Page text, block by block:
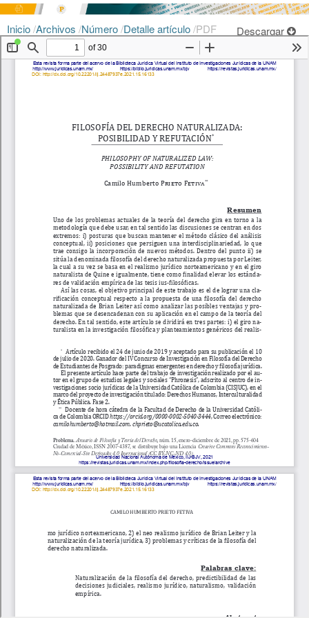
Inicio/Archivos /Número/Detalle artículo/PDF Descargar